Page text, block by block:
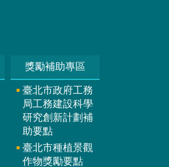
獎勵補助專區
臺北市政府工務
局工務建設科學
研究創新計劃補
助要點
臺北市種植景觀
作物獎勵要點